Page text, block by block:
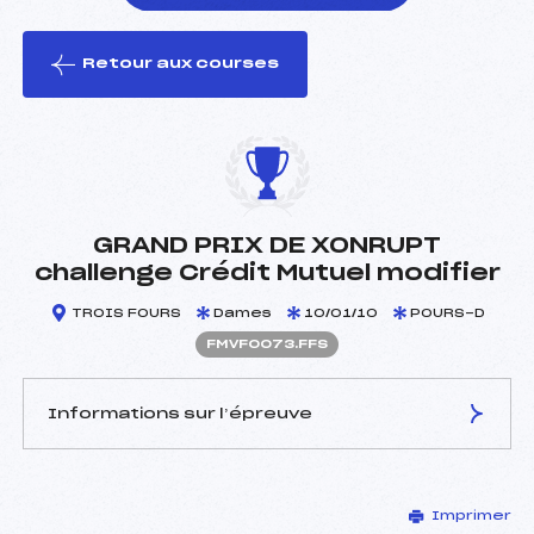
le ski
Retour aux courses
GRAND PRIX DE XONRUPT
challenge Crédit Mutuel modifier
TROIS FOURS Dames 10/01/10 POURS-D
FMVF0073.FFS
Informations sur l’épreuve
PHILIPPE ALAIN (MV)
Imprimer